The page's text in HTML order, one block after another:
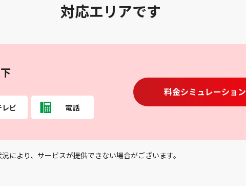
対応エリアです
レビ 電話
料金シミュレーション
により、サービスが提供できない場合がございます。